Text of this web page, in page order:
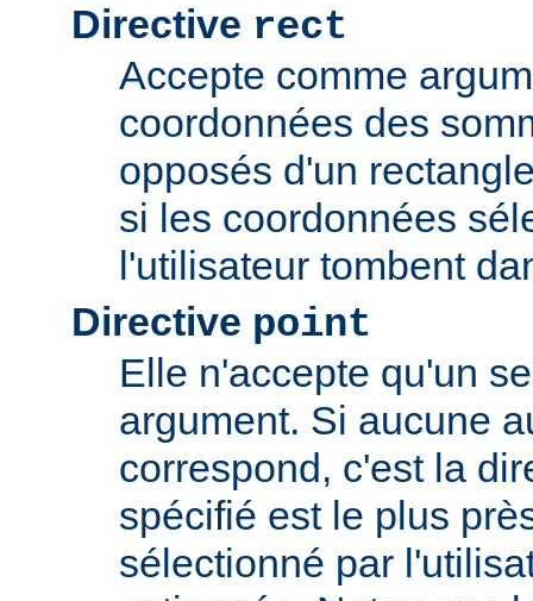
Directive rect
Accepte comme
coordonnées des
opposés d'un
si les coordonnées
l'utilisateur tombent
Directive point
Elle n'accepte qu'un
argument. Si aucune
correspond, c'est la
spécifié est le plus
sélectionné par